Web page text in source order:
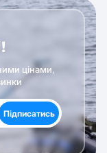
цінами,
Підписатись